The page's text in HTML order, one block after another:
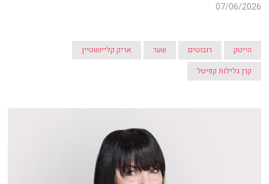
07/06/2026
הייטק רובוטים שער
אריק קליינשטיין
קרן גלילות קפיטל